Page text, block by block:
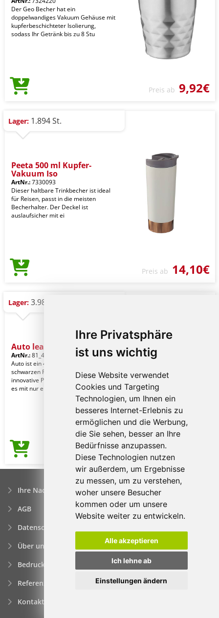
Ihre Privatsphäre
ist uns wichtig
Diese Website verwendet
Cookies und Targeting
Technologien, um Ihnen ein
besseres Internet-Erlebnis zu
ermöglichen und die Werbung,
die Sie sehen, besser an Ihre
Bedürfnisse anzupassen.
Diese Technologien nutzen
wir außerdem, um Ergebnisse
zu messen, um zu verstehen,
woher unsere Besucher
kommen oder um unsere
Website weiter zu entwickeln.
Alle akzeptieren
Ich lehne ab
Einstellungen ändern
Der Geo Becher hat ein
doppelwandiges Vakuum Gehäuse mit
kupferbeschichteter Isolierung,
sodass Ihr Getränk bis zu 8 Stu
Preis ab 9,92€
Lager: 1.894 St.
Peeta 500 ml Kupfer-
Vakuum Iso
ArtNr.:7330093
Dieser haltbare Trinkbecher ist ideal
für Reisen, passt in die meisten
Becherhalter. Der Deckel ist
auslaufsicher mit ei
Preis ab 14,10€
Lager: 3.984 St.
Auto leak proof tumbler
ArtNr.:81_432452
Auto ist ein 400ml Becher mit
schwarzen PP-Beschichtung und eine
innovative Push-System mit dem Sie
es mit nur einer Han
Ihre Nachfrage
AGB
Datenschutzerklärung
Über uns
Bedrucken von Werbeartikeln
Referenzen
Kontakt